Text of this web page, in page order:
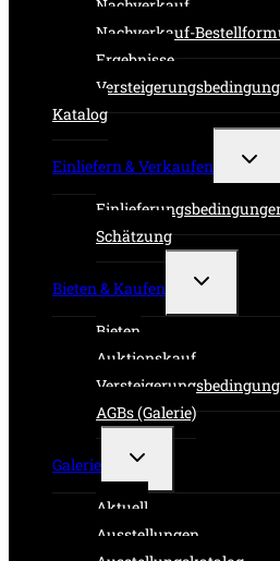
Nachverkauf
Nachverkauf-
Ergebnisse
Katalog
Einliefern & Verkaufen
Schätzung
Bieten & Kaufen
Untermenü
Bieten
Auktionskauf
AGBs (Galerie)
Galerie
Untermenü
Aktuell
Ausstellungen